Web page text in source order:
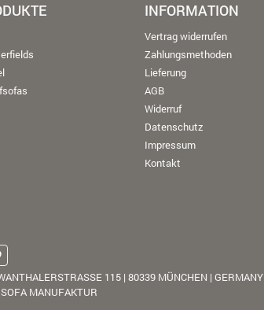
INFORMATION
Vertrag widerrufen
Zahlungsmethoden
Lieferung
AGB
Widerruf
Datenschutz
Impressum
Kontakt
115 | 80339 MÜNCHEN | GERMANY
MANUFAKTUR